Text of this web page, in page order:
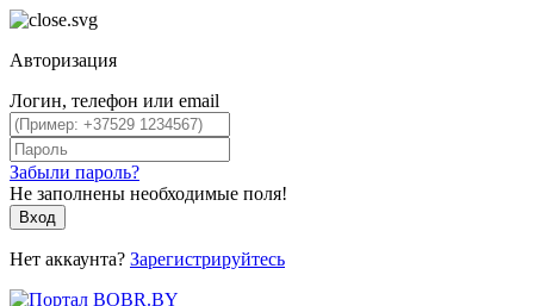
Авторизация
Логин, телефон или email
Забыли пароль?
Не заполнены необходимые поля!
Вход
Нет аккаунта? Зарегистрируйтесь